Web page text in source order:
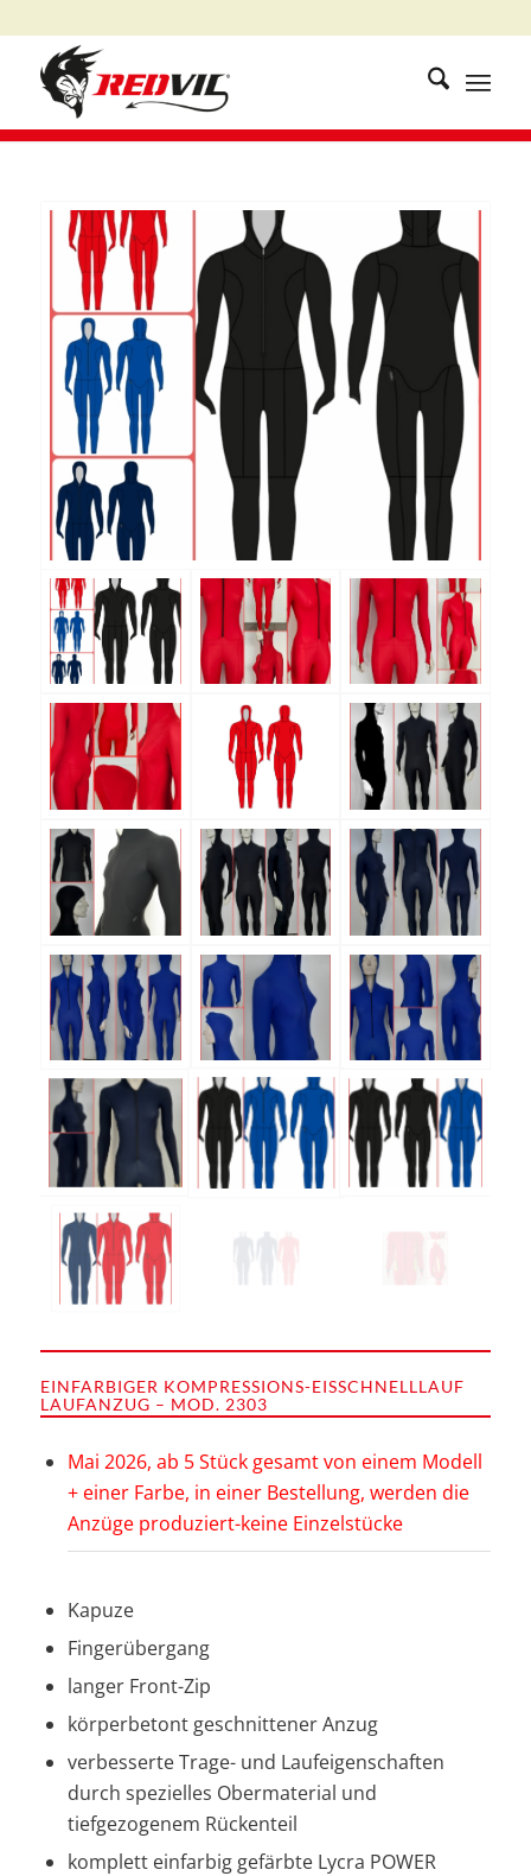
EINFARBIGER KOMPRESSIONS-EISSCHNELLLAUF
LAUFANZUG – MOD. 2303
Mai 2026, ab 5 Stück gesamt von einem Modell
+ einer Farbe, in einer Bestellung, werden die
Anzüge produziert-keine Einzelstücke
Kapuze
Fingerübergang
langer Front-Zip
körperbetont geschnittener Anzug
verbesserte Trage- und Laufeigenschaften
durch spezielles Obermaterial und
tiefgezogenem Rückenteil
komplett einfarbig gefärbte Lycra POWER